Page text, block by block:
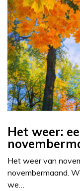
Het weer:
Het weer van
novembermaand.
we…